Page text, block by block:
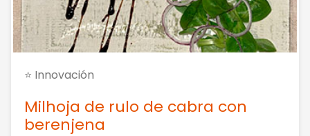
⭐ Innovación
Milhoja de rulo de cabra con
berenjena